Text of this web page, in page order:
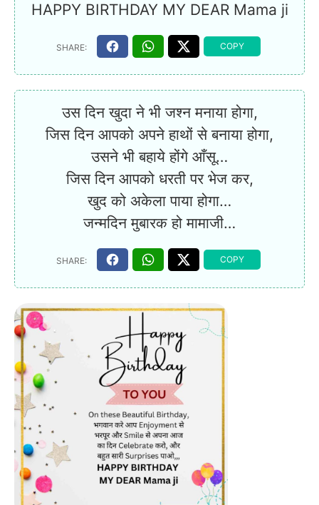
HAPPY BIRTHDAY MY DEAR Mama ji
उस दिन खुदा ने भी जश्न मनाया होगा,
जिस दिन आपको अपने हाथों से बनाया होगा,
उसने भी बहाये होंगे आँसू…
जिस दिन आपको धरती पर भेज कर,
खुद को अकेला पाया होगा…
जन्मदिन मुबारक हो मामाजी…